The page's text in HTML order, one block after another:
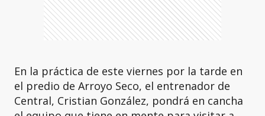
En la práctica de este viernes por la tarde en
el predio de Arroyo Seco, el entrenador de
Central, Cristian González, pondrá en cancha